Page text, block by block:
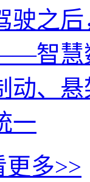
驶之
智慧
动、
一
更多>>